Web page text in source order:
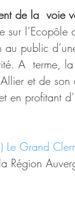
de la  voie
sur l’Ecopôle
au public
A  terme,
et de son
en profitant
Le Grand